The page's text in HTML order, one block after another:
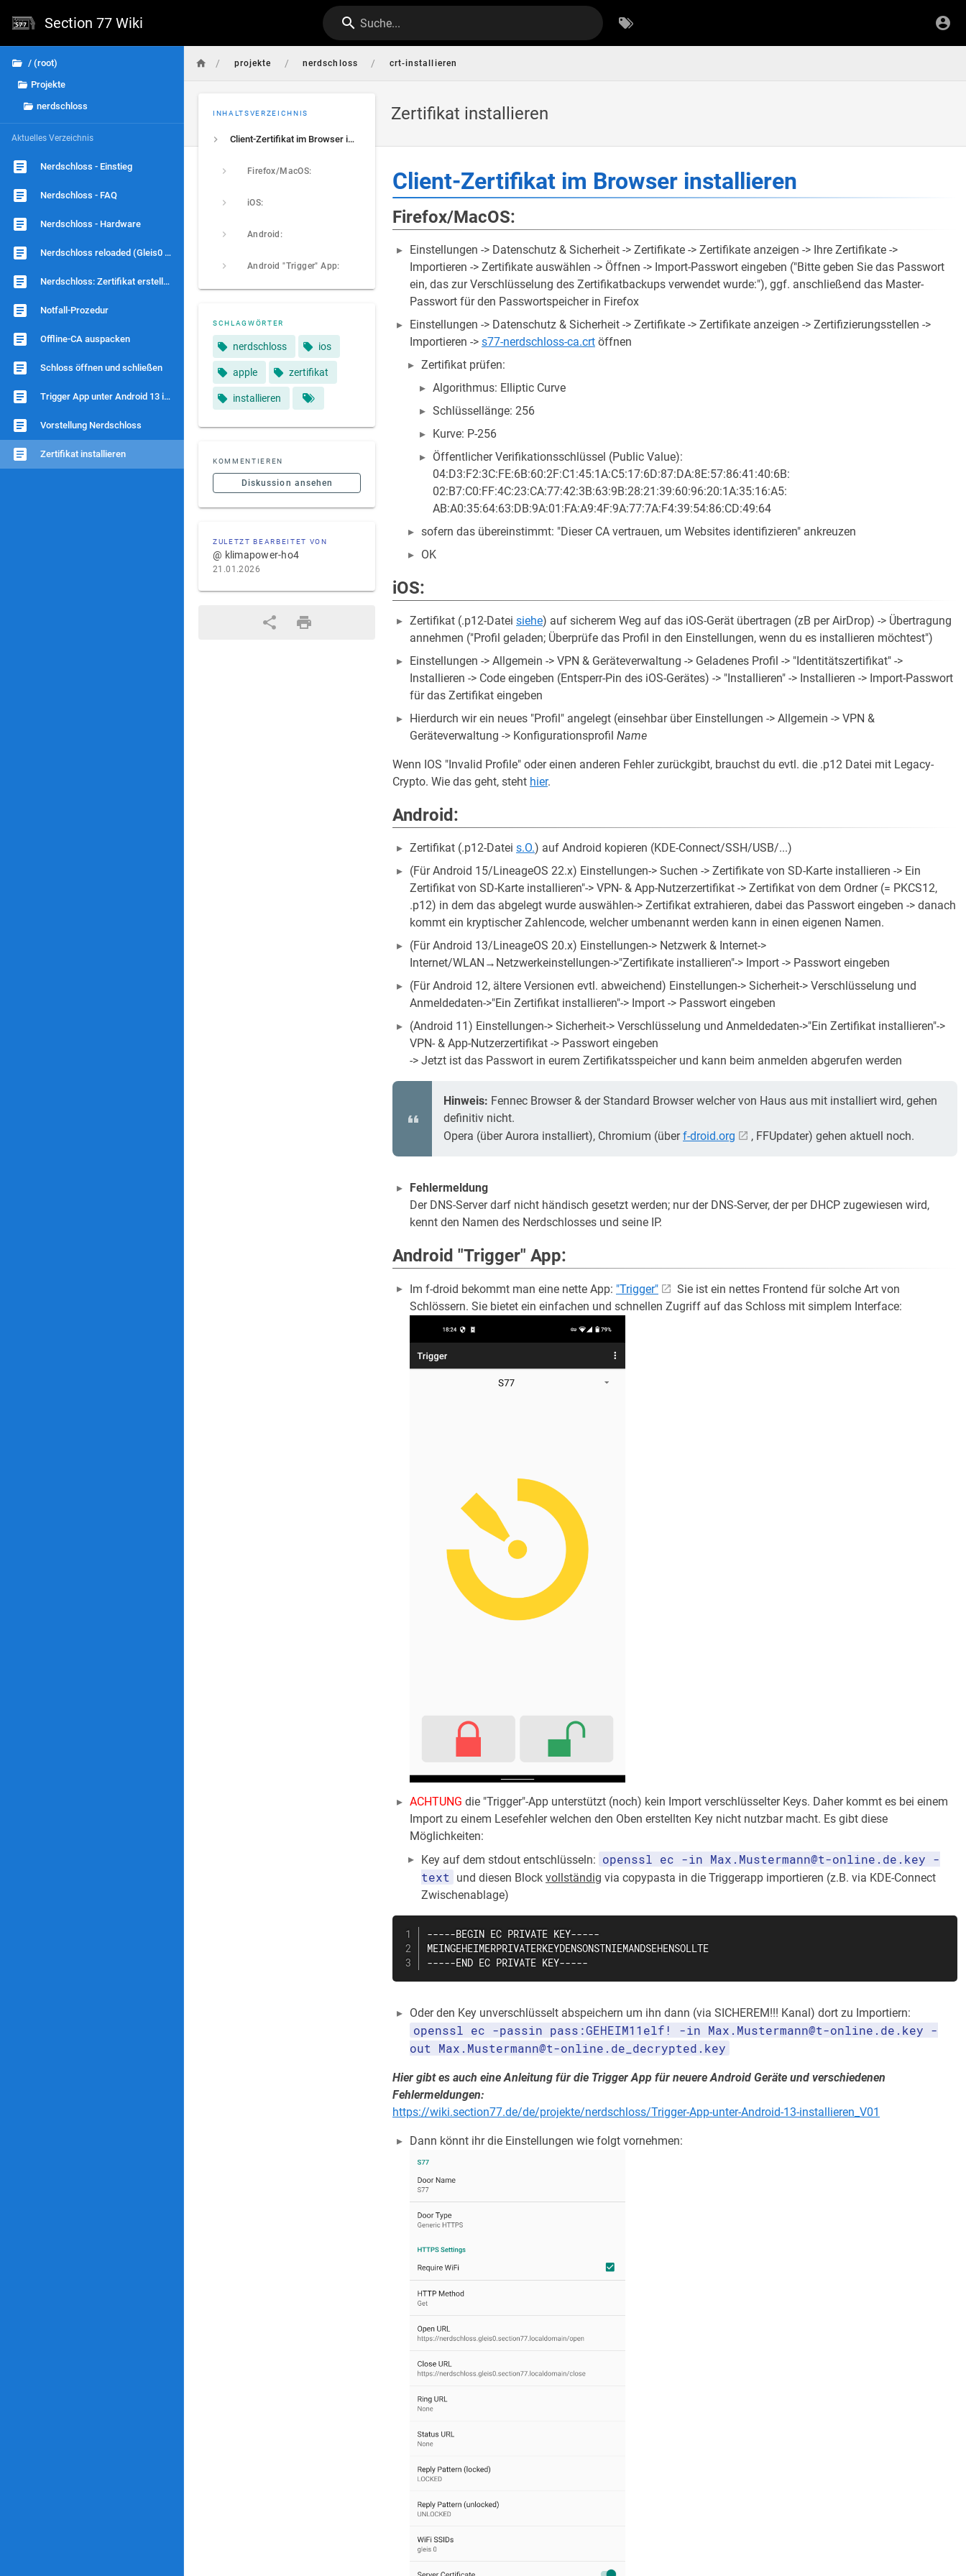
Section 77 Wiki Suche...
/ (root)
Projekte
nerdschloss
Aktuelles Verzeichnis
Nerdschloss - Einstieg
Nerdschloss - FAQ
Nerdschloss - Hardware
Nerdschloss reloaded (Gleis0 Edition)
Nerdschloss: Zertifikat erstellen (aka: wie bekomme ich einen eigenen Schlüssel?)
Notfall-Prozedur
Offline-CA auspacken
Schloss öffnen und schließen
Trigger App unter Android 13 installieren
Vorstellung Nerdschloss
Zertifikat installieren
/ projekte / nerdschloss / crt-installieren
Zertifikat installieren
INHALTSVERZEICHNIS
Client-Zertifikat im Browser installieren
Firefox/MacOS:
iOS:
Android:
Android "Trigger" App:
SCHLAGWÖRTER
nerdschloss ios
apple zertifikat
installieren
KOMMENTIEREN
Diskussion ansehen
ZULETZT BEARBEITET VON
@ klimapower-ho4
21.01.2026
Client-Zertifikat im Browser installieren
Firefox/MacOS:
Einstellungen -> Datenschutz & Sicherheit -> Zertifikate -> Zertifikate anzeigen -> Ihre Zertifikate ->
Importieren -> Zertifikate auswählen -> Öffnen -> Import-Passwort eingeben ("Bitte geben Sie das Passwort
ein, das zur Verschlüsselung des Zertifikatbackups verwendet wurde:"), ggf. anschließend das Master-
Passwort für den Passwortspeicher in Firefox
Einstellungen -> Datenschutz & Sicherheit -> Zertifikate -> Zertifikate anzeigen -> Zertifizierungsstellen ->
Importieren -> s77-nerdschloss-ca.crt öffnen
Zertifikat prüfen:
Algorithmus: Elliptic Curve
Schlüssellänge: 256
Kurve: P-256
Öffentlicher Verifikationsschlüssel (Public Value):
04:D3:F2:3C:FE:6B:60:2F:C1:45:1A:C5:17:6D:87:DA:8E:57:86:41:40:6B:
02:B7:C0:FF:4C:23:CA:77:42:3B:63:9B:28:21:39:60:96:20:1A:35:16:A5:
AB:A0:35:64:63:DB:9A:01:FA:A9:4F:9A:77:7A:F4:39:54:86:CD:49:64
sofern das übereinstimmt: "Dieser CA vertrauen, um Websites identifizieren" ankreuzen
OK
iOS:
Zertifikat (.p12-Datei siehe) auf sicherem Weg auf das iOS-Gerät übertragen (zB per AirDrop) -> Übertragung
annehmen ("Profil geladen; Überprüfe das Profil in den Einstellungen, wenn du es installieren möchtest")
Einstellungen -> Allgemein -> VPN & Geräteverwaltung -> Geladenes Profil -> "Identitätszertifikat" ->
Installieren -> Code eingeben (Entsperr-Pin des iOS-Gerätes) -> "Installieren" -> Installieren -> Import-Passwort
für das Zertifikat eingeben
Hierdurch wir ein neues "Profil" angelegt (einsehbar über Einstellungen -> Allgemein -> VPN &
Geräteverwaltung -> Konfigurationsprofil Name
Wenn IOS "Invalid Profile" oder einen anderen Fehler zurückgibt, brauchst du evtl. die .p12 Datei mit Legacy-
Crypto. Wie das geht, steht hier.
Android:
Zertifikat (.p12-Datei s.O.) auf Android kopieren (KDE-Connect/SSH/USB/...)
(Für Android 15/LineageOS 22.x) Einstellungen-> Suchen -> Zertifikate von SD-Karte installieren -> Ein
Zertifikat von SD-Karte installieren"-> VPN- & App-Nutzerzertifikat -> Zertifikat von dem Ordner (= PKCS12,
.p12) in dem das abgelegt wurde auswählen-> Zertifikat extrahieren, dabei das Passwort eingeben -> danach
kommt ein kryptischer Zahlencode, welcher umbenannt werden kann in einen eigenen Namen.
(Für Android 13/LineageOS 20.x) Einstellungen-> Netzwerk & Internet->
Internet/WLAN→Netzwerkeinstellungen->"Zertifikate installieren"-> Import -> Passwort eingeben
(Für Android 12, ältere Versionen evtl. abweichend) Einstellungen-> Sicherheit-> Verschlüsselung und
Anmeldedaten->"Ein Zertifikat installieren"-> Import -> Passwort eingeben
(Android 11) Einstellungen-> Sicherheit-> Verschlüsselung und Anmeldedaten->"Ein Zertifikat installieren"->
VPN- & App-Nutzerzertifikat -> Passwort eingeben
-> Jetzt ist das Passwort in eurem Zertifikatsspeicher und kann beim anmelden abgerufen werden
Hinweis: Fennec Browser & der Standard Browser welcher von Haus aus mit installiert wird, gehen
definitiv nicht.
Opera (über Aurora installiert), Chromium (überf-droid.org , FFUpdater) gehen aktuell noch.
Fehlermeldung
Der DNS-Server darf nicht händisch gesetzt werden; nur der DNS-Server, der per DHCP zugewiesen wird,
kennt den Namen des Nerdschlosses und seine IP.
Android "Trigger" App:
Im f-droid bekommt man eine nette App: "Trigger"
Sie ist ein nettes Frontend für solche Art von
Schlössern. Sie bietet ein einfachen und schnellen Zugriff auf das Schloss mit simplem Interface:
ACHTUNG die "Trigger"-App unterstützt (noch) kein Import verschlüsselter Keys. Daher kommt es bei einem
Import zu einem Lesefehler welchen den Oben erstellten Key nicht nutzbar macht. Es gibt diese
Möglichkeiten:
Key auf dem stdout entschlüsseln: openssl ec -in Max.Mustermann@t-online.de.key -
text
und diesen Block vollständig via copypasta in die Triggerapp importieren (z.B. via KDE-Connect
Zwischenablage)
-----BEGIN EC PRIVATE KEY-----
MEINGEHEIMERPRIVATERKEYDENSONSTNIEMANDSEHENSOLLTE
-----END EC PRIVATE KEY-----
Oder den Key unverschlüsselt abspeichern um ihn dann (via SICHEREM!!! Kanal) dort zu Importiern:
openssl ec -passin pass:GEHEIM11elf! -in Max.Mustermann@t-online.de.key -
out Max.Mustermann@t-online.de_decrypted.key
Hier gibt es auch eine Anleitung für die Trigger App für neuere Android Geräte und verschiedenen
Fehlermeldungen:
https://wiki.section77.de/de/projekte/nerdschloss/Trigger-App-unter-Android-13-installieren_V01
Dann könnt ihr die Einstellungen wie folgt vornehmen: